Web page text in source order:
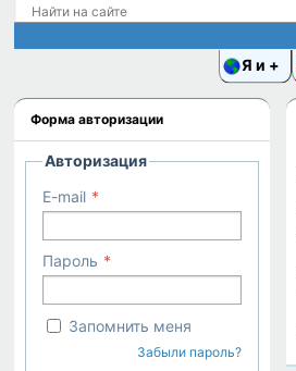
Я и
Форма авторизации
Авторизация
E-mail
Пароль
Запомнить меня
Забыли пароль?